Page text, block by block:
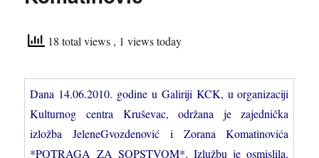
18 total views , 1 views today
Dana 14.06.2010. godine u Galiriji KCK, u organizaciji
Kulturnog centra Kruševac, održana je zajednička
izložba JeleneGvozdenović i Zorana Komatinovića
*POTRAGA ZA SOPSTVOM*. Izlužbu je osmislila,